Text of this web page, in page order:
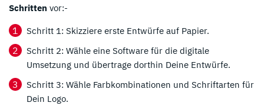
Schritten vor:-
Schritt 1: Skizziere erste Entwürfe auf Papier.
Schritt 2: Wähle eine Software für die digitale
Umsetzung und übertrage dorthin Deine Entwürfe.
Schritt 3: Wähle Farbkombinationen und Schriftarten für
Dein Logo.